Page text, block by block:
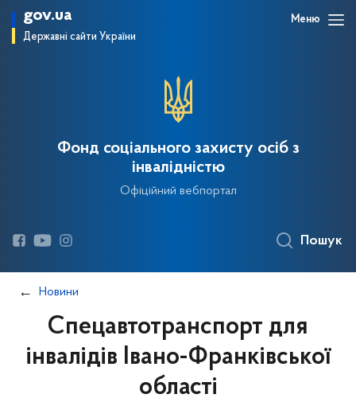
gov.ua
Державні сайти України
Меню
Фонд соціального захисту осіб з
інвалідністю
Офіційний вебпортал
Пошук
Новини
Спецавтотранспорт для
інвалідів Івано-Франківської
області